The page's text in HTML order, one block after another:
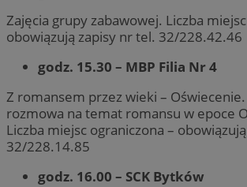
Zajęcia grupy zabawowej. Liczba
obowiązują zapisy nr tel. 32/228.42.46
godz. 15.30 – MBP Filia Nr 4
Z romansem przez wieki –
rozmowa na temat romansu w epoce
Liczba miejsc ograniczona –
32/228.14.85
godz. 16.00 – SCK Bytków